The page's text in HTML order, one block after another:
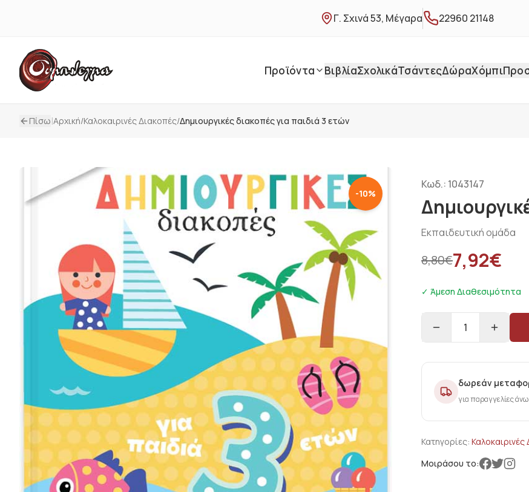
Γ. Σχινά 53, Μέγαρα 22960 21148
Προϊόντα ΒιβλίαΣχολικάΤσάντεςΔώραΧόμπι
Πίσω|Αρχική/Καλοκαιρινές Διακοπές/Δημιουργικές διακοπές για παιδιά 3 ετών
-10%
Κωδ.: 1043147
Εκπαιδευτική ομάδα
8,80€7,92€
✓ Άμεση Διαθεσιμότητα
1
δωρεάν
για παραγγελίες
Κατηγορίες: Καλοκαιρινές
Μοιράσου το: